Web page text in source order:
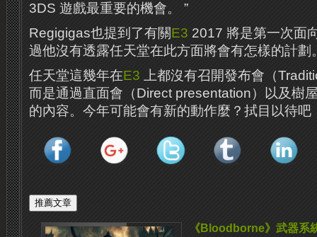
3DS 遊戲最重要的機會。 ”
Regigigas也提到了有關E3 2017 將是第一次面
過他沒有透露任天堂在此方面將會有怎樣的計劃
任天堂這幾年在E3 上都沒有召開發布會（
而是通過直面會（Direct presentation）以及樹
的內容。今年可能會有新的動作麼？拭目以待吧
《Bloodborne》武器系